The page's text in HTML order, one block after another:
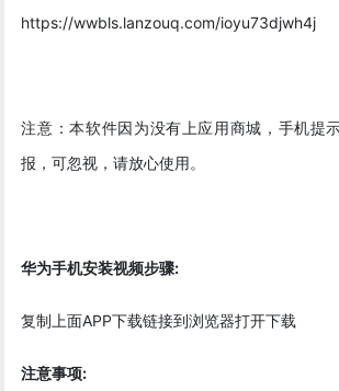
https://wwbls.lanzouq.com/ioyu73djwh4j
注意：本软件因为没有上应用商城，手机提
报，可忽视，请放心使用。
华为手机安装视频步骤:
复制上面APP下载链接到浏览器打开下载
注意事项: